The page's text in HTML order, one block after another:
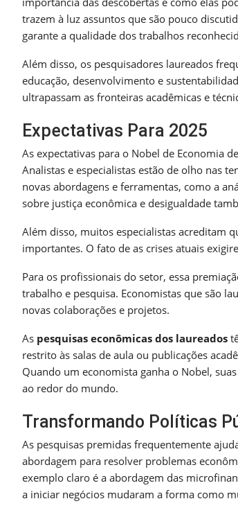
trazem à luz assuntos que são pouco
garante a qualidade dos trabalhos
Além disso, os pesquisadores laureados
educação, desenvolvimento e
ultrapassam as fronteiras acadêmicas e
Expectativas Para 2025
As expectativas para o Nobel de Economia
Analistas e especialistas estão de olho nas
novas abordagens e ferramentas, como a
sobre justiça econômica e desigualdade
Além disso, muitos especialistas acreditam
importantes. O fato de as crises atuais
Para os profissionais do setor, essa
trabalho e pesquisa. Economistas que são
novas colaborações e projetos.
As pesquisas econômicas dos laureados
restrito às salas de aula ou publicações
Quando um economista ganha o Nobel,
ao redor do mundo.
Transformando Políticas
As pesquisas premidas frequentemente
abordagem para resolver problemas
exemplo claro é a abordagem das
a iniciar negócios mudaram a forma como